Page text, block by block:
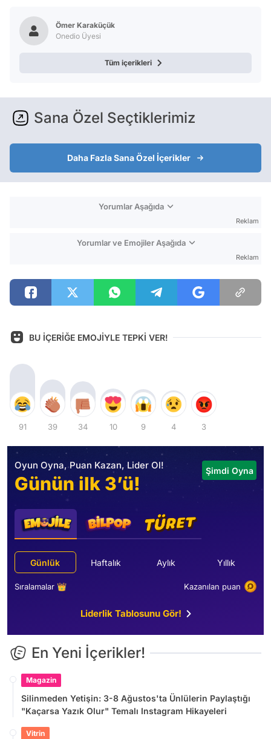
Ömer Karaküçük
Onedio Üyesi
Tüm içerikleri
Sana Özel Seçtiklerimiz
Daha Fazla Sana Özel İçerikler
Yorumlar Aşağıda
Reklam
Yorumlar ve Emojiler Aşağıda
Reklam
BU İÇERİĞE EMOJİYLE TEPKİ VER!
91 39 34 10 9 4 3
Oyun Oyna, Puan Kazan, Lider Ol!
Günün ilk 3’ü!
Şimdi Oyna
Günlük Haftalık Aylık Yıllık
Sıralamalar 👑 Kazanılan puan
Liderlik Tablosunu Gör!
En Yeni İçerikler!
Magazin
Silinmeden Yetişin: 3-8 Ağustos'ta Ünlülerin Paylaştığı
"Kaçarsa Yazık Olur" Temalı Instagram Hikayeleri
Vitrin